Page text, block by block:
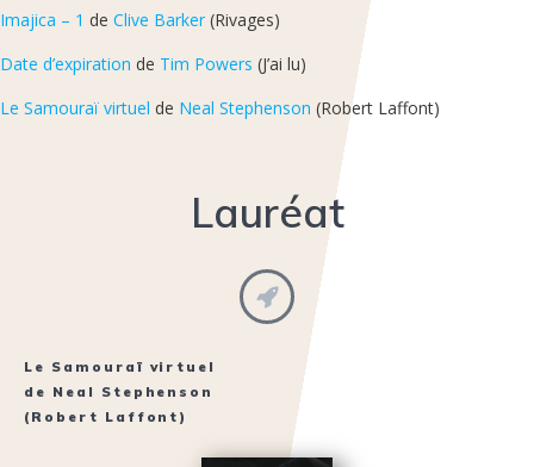
Imajica – 1 de Clive Barker (Rivages)
Date d’expiration de Tim Powers (J’ai lu)
Le Samouraï virtuel de Neal Stephenson (Robert Laffont)
Lauréat
Le Samouraï virtuel
de Neal Stephenson
(Robert Laffont)